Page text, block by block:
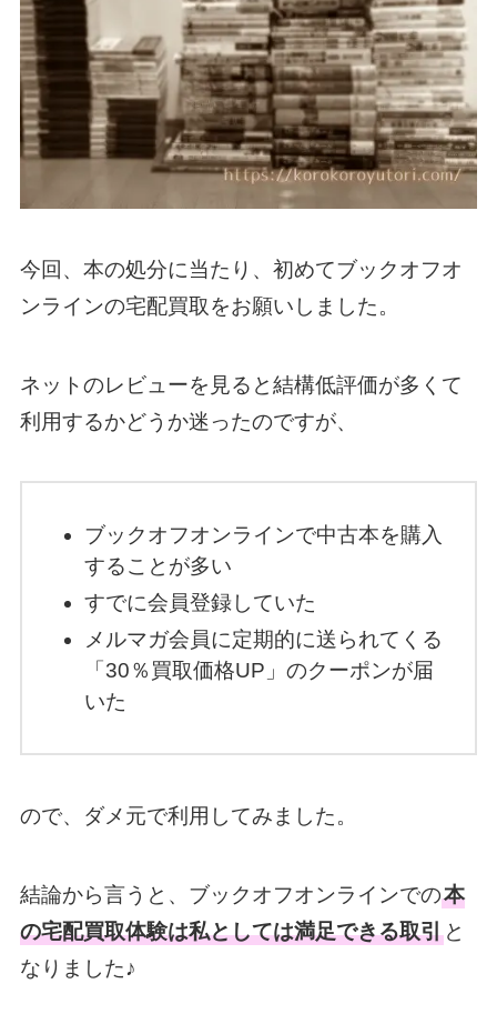
今回、本の処分に当たり、初めてブックオフオ
ンラインの宅配買取をお願いしました。
ネットのレビューを見ると結構低評価が多くて
利用するかどうか迷ったのですが、
ブックオフオンラインで中古本を購入
することが多い
すでに会員登録していた
メルマガ会員に定期的に送られてくる
「30％買取価格UP」のクーポンが届
いた
ので、ダメ元で利用してみました。
結論から言うと、ブックオフオンラインでの本
の宅配買取体験は私としては満足できる取引と
なりました♪